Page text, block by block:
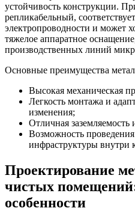
устойчивость конструкции.
репликабельный,
электропроводности и может
тяжелое аппаратное
производственных линий
Основные преимущества
Высокая механическая
Легкость монтажа и
изменения;
Отличная заземляемость
Возможность
инфраструктуры внутри
Проектирование
чистых
особенности